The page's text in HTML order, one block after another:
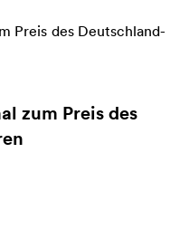
zum Preis des
jetzt